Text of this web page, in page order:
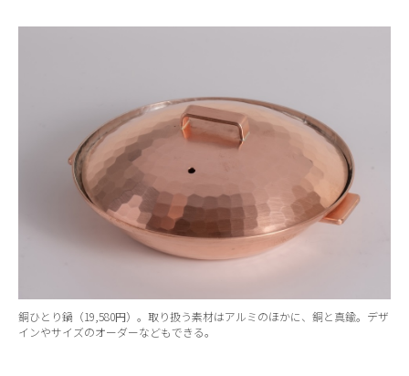
銅ひとり鍋（19,580円）。取り扱う素材はアルミのほかに、銅と真鍮。デザ
インやサイズのオーダーなどもできる。